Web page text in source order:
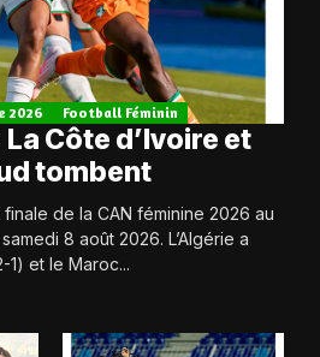
2026 Football Féminin
Côte d’Ivoire et
tombent
de la CAN féminine 2026 au
8 août 2026. L’Algérie a
1) et le Maroc...